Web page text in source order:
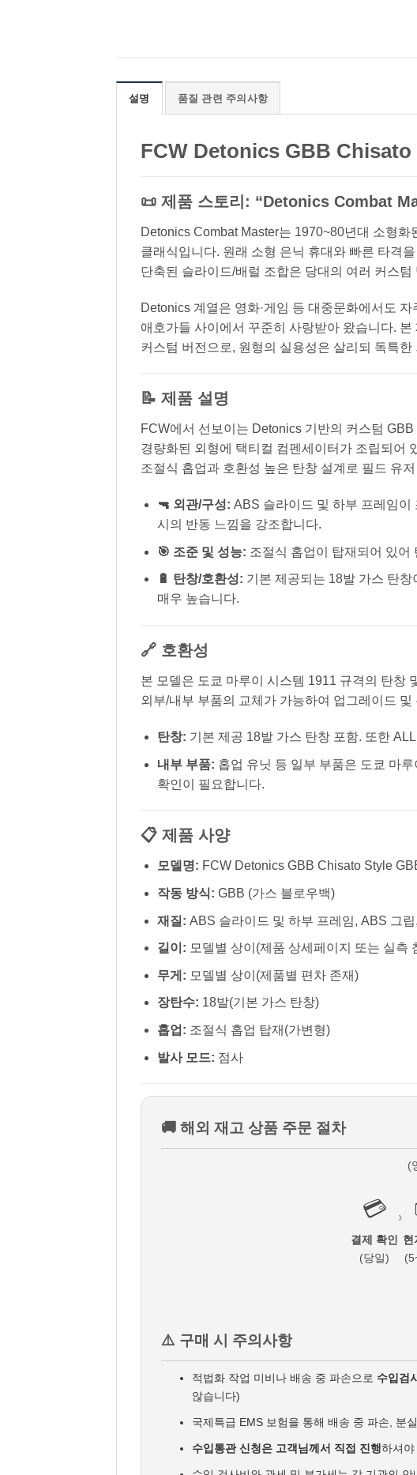
설명 품질 관련 주의사항
FCW Detonics GBB
📜 제품 스토리: “Detonics Combat
Detonics Combat Master는 1970~80년대 소형
클래식입니다. 원래 소형 은닉 휴대와 빠른 타격
단축된 슬라이드/배럴 조합은 당대의 여러 커스
Detonics 계열은 영화·게임 등 대중문화에서도
애호가들 사이에서 꾸준히 사랑받아 왔습니다.
커스텀 버전으로, 원형의 실용성은 살리되 독특
📝 제품 설명
FCW에서 선보이는 Detonics 기반의 커스텀
경량화된 외형에 택티컬 컴펜세이터가 조립되어
조절식 홉업과 호환성 높은 탄창 설계로 필드 유
🔫 외관/구성: ABS 슬라이드 및 하부 프레임
시의 반동 느낌을 강조합니다.
🎯 조준 및 성능: 조절식 홉업이 탑재되어 있어
🔋 탄창/호환성: 기본 제공되는 18발 가스 탄
매우 높습니다.
🔗 호환성
본 모델은 도쿄 마루이 시스템 1911 규격의 탄창
외부/내부 부품의 교체가 가능하여 업그레이드
탄창: 기본 제공 18발 가스 탄창 포함. 또한
내부 부품: 홉업 유닛 등 일부 부품은 도쿄 마
확인이 필요합니다.
📋 제품 사양
모델명: FCW Detonics GBB Chisato Style
작동 방식: GBB (가스 블로우백)
재질: ABS 슬라이드 및 하부 프레임, ABS 그
길이: 모델별 상이(제품 상세페이지 또는 실측
무게: 모델별 상이(제품별 편차 존재)
장탄수: 18발(기본 가스 탄창)
홉업: 조절식 홉업 탑재(가변형)
발사 모드: 점사
🚚 해외 재고 상품 주문 절차
(
💳
결제 확인
(당일)
›
현
⚠️ 구매 시 주의사항
적법화 작업 미비나 배송 중 파손으로 수입검
않습니다)
국제특급 EMS 보험을 통해 배송 중 파손, 분
수입통관 신청은 고객님께서 직접 진행하셔야